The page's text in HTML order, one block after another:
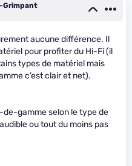
Grimpant
aucune différence. Il
pour profiter du Hi-Fi (il
types de matériel mais
c’est clair et net).
gamme selon le type de
ou tout du moins pas